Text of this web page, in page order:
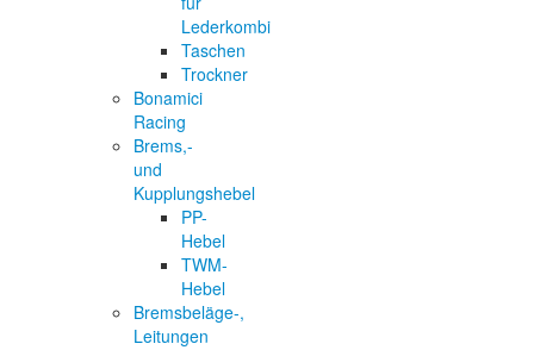
Lederkombi
Taschen
Trockner
Bonamici
Racing
Brems,-
und
Kupplungshebel
PP-
Hebel
TWM-
Hebel
Bremsbeläge-,
Leitungen